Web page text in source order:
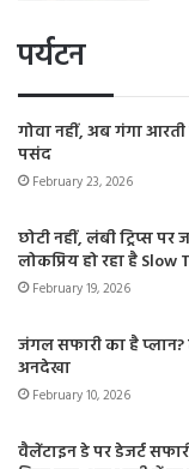
पर्यटन
गोवा नहीं, अब गंगा
पसंद
February 23, 2026
छोटी नहीं, लंबी ट्रिप्स
लोकप्रिय हो रहा है
February 19, 2026
जंगल सफारी का है
अनदेखा
February 10, 2026
वैलेंटाइन डे पर डेजर्ट